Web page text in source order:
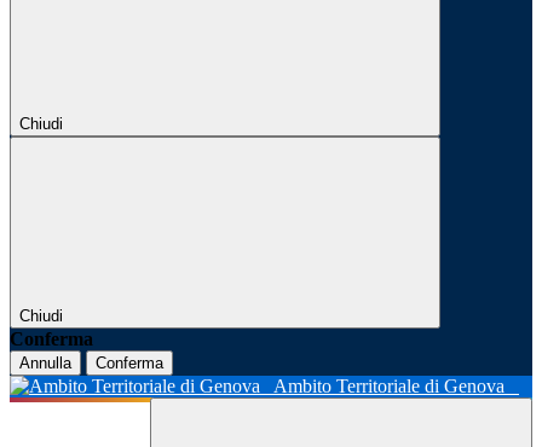
Chiudi
Chiudi
Conferma
Annulla Conferma
Ambito Territoriale di Genova